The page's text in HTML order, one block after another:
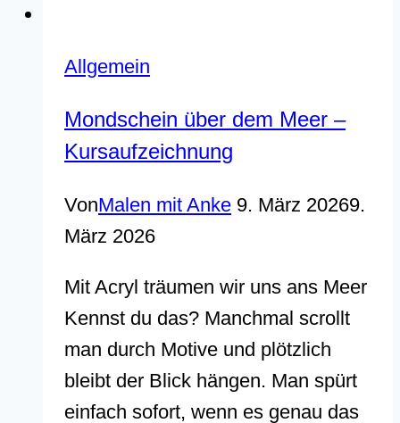
Allgemein
Mondschein über dem Meer –
Kursaufzeichnung
VonMalen mit Anke 9. März 20269.
März 2026
Mit Acryl träumen wir uns ans Meer
Kennst du das? Manchmal scrollt
man durch Motive und plötzlich
bleibt der Blick hängen. Man spürt
einfach sofort, wenn es genau das